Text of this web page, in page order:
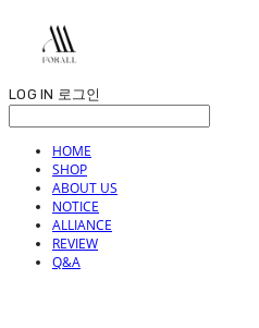
LOG IN 로그인
HOME
SHOP
ABOUT US
NOTICE
ALLIANCE
REVIEW
Q&A